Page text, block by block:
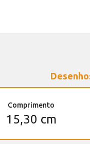
Comprimento
15,30 cm